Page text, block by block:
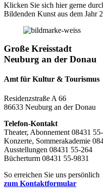
Klicken Sie sich hier gerne
Bildenden Kunst aus dem Jahr
Große Kreisstadt
Neuburg an der Donau
Amt für Kultur & Tourismus
Residenzstraße A 66
86633 Neuburg an der Donau
Telefon-Kontakt
Theater, Abonnement 08431
Konzerte, Sommerakademie
Ausstellungen 08431 55-264
Bücherturm 08431 55-9831
So erreichen Sie uns persönlich
zum Kontaktformular